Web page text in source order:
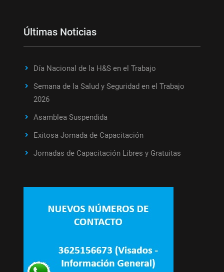
Últimas Noticias
Día Nacional de la H&S en el Trabajo
Semana de la Salud y Seguridad en el Trabajo
2026
Asamblea Suspendida
Exitosa Jornada de Capacitación
Jornadas de Capacitación Libres y Gratuitas